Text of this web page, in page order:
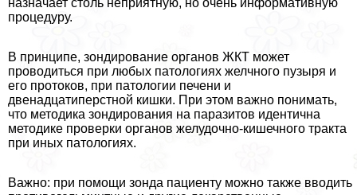
назначает столь неприятную, но очень информативную
процедуру.
В принципе, зондирование органов ЖКТ может
проводиться при любых патологиях желчного пузыря и
его протоков, при патологии печени и
двенадцатиперстной кишки. При этом важно понимать,
что методика зондирования на паразитов идентична
методике проверки органов желудочно-кишечного тpaкта
при иных патологиях.
Важно: при помощи зонда пациенту можно также вводить